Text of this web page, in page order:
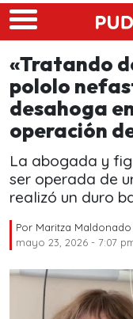
Skip to main content
«Tratando
pololo
desahoga
operación
La abogada y
ser operada de
realizó un duro
Por Maritza
mayo 23, 2026 - 7:07